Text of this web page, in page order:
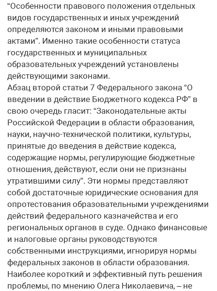
“Особенности правового положения отдельных
видов государственных и иных учреждений
определяются законом и иными правовыми
актами”. Именно такие особенности статуса
государственных и муниципальных
образовательных учреждений установлены
действующими законами.
Абзац второй статьи 7 Федерального закона “О
введении в действие Бюджетного кодекса РФ” в
свою очередь гласит: “Законодательные акты
Российской Федерации в области образования,
науки, научно-технической политики, культуры,
принятые до введения в действие кодекса,
содержащие нормы, регулирующие бюджетные
отношения, действуют, если они не признаны
утратившими силу”. Эти нормы представляют
собой достаточные юридические основания для
опротестования образовательными учреждениями
действий федерального казначейства и его
региональных органов в суде. Однако финансовые
и налоговые органы руководствуются
собственными инструкциями, игнорируя нормы
федеральных законов в области образования.
Наиболее короткий и эффективный путь решения
проблемы, по мнению Олега Николаевича, – не